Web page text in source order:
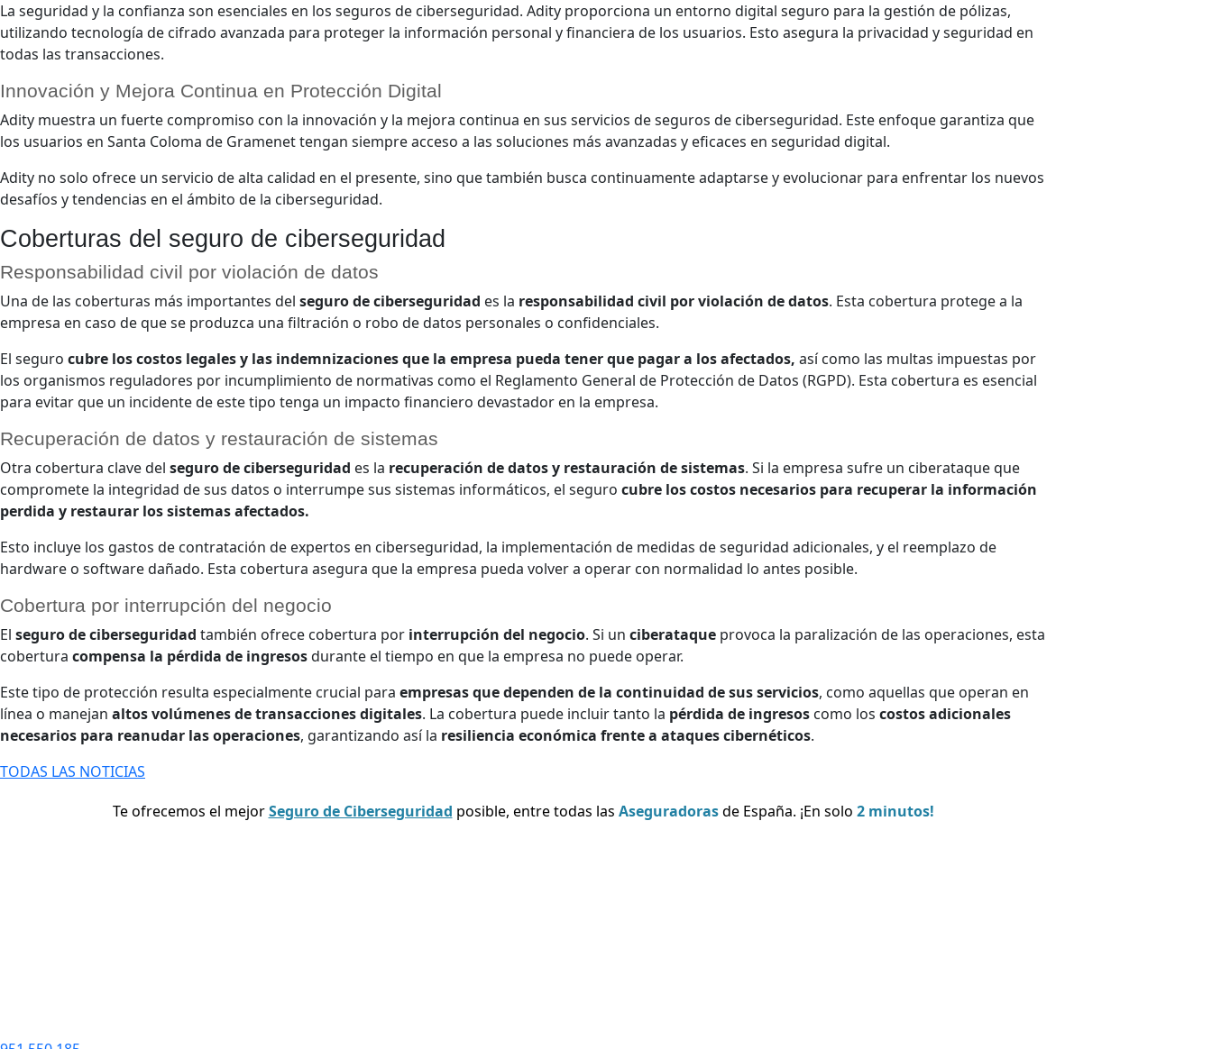
La seguridad y la confianza son esenciales en los seguros de ciberseguridad. Adity proporciona un entorno digital seguro para la gestión de pólizas,
utilizando tecnología de cifrado avanzada para proteger la información personal y financiera de los usuarios. Esto asegura la privacidad y seguridad en
todas las transacciones.
Innovación y Mejora Continua en Protección Digital
Adity muestra un fuerte compromiso con la innovación y la mejora continua en sus servicios de seguros de ciberseguridad. Este enfoque garantiza que
los usuarios en Santa Coloma de Gramenet tengan siempre acceso a las soluciones más avanzadas y eficaces en seguridad digital.
Adity no solo ofrece un servicio de alta calidad en el presente, sino que también busca continuamente adaptarse y evolucionar para enfrentar los nuevos
desafíos y tendencias en el ámbito de la ciberseguridad.
Coberturas del seguro de ciberseguridad
Responsabilidad civil por violación de datos
Una de las coberturas más importantes del seguro de ciberseguridad es la responsabilidad civil por violación de datos. Esta cobertura protege a la
empresa en caso de que se produzca una filtración o robo de datos personales o confidenciales.
El seguro cubre los costos legales y las indemnizaciones que la empresa pueda tener que pagar a los afectados, así como las multas impuestas por
los organismos reguladores por incumplimiento de normativas como el Reglamento General de Protección de Datos (RGPD). Esta cobertura es esencial
para evitar que un incidente de este tipo tenga un impacto financiero devastador en la empresa.
Recuperación de datos y restauración de sistemas
Otra cobertura clave del seguro de ciberseguridad es la recuperación de datos y restauración de sistemas. Si la empresa sufre un ciberataque que
compromete la integridad de sus datos o interrumpe sus sistemas informáticos, el seguro cubre los costos necesarios para recuperar la información
perdida y restaurar los sistemas afectados.
Esto incluye los gastos de contratación de expertos en ciberseguridad, la implementación de medidas de seguridad adicionales, y el reemplazo de
hardware o software dañado. Esta cobertura asegura que la empresa pueda volver a operar con normalidad lo antes posible.
Cobertura por interrupción del negocio
El seguro de ciberseguridad también ofrece cobertura por interrupción del negocio. Si un ciberataque provoca la paralización de las operaciones, esta
cobertura compensa la pérdida de ingresosdurante el tiempo en que la empresa no puede operar.
Este tipo de protección resulta especialmente crucial para empresas que dependen de la continuidad de sus servicios, como aquellas que operan en
línea o manejan altos volúmenes de transacciones digitales. La cobertura puede incluir tanto la pérdida de ingresos como los costos adicionales
necesarios para reanudar las operaciones, garantizando así la resiliencia económica frente a ataques cibernéticos.
TODAS LAS NOTICIAS
Te ofrecemos el mejorSeguro de Ciberseguridad posible, entre todas las Aseguradorasde España. ¡En solo 2 minutos!